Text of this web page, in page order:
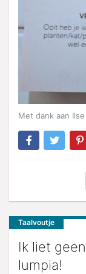
Met dank aan
Taalvoutje
Ik liet
lumpia!